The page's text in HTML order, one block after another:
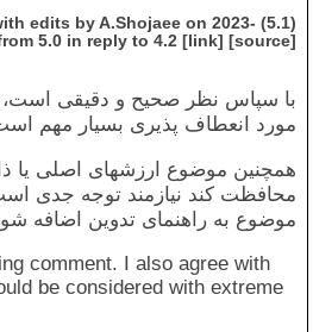
citizens. (Reference: Mill, J. S.
Cambridge University
: The Constitution should
the principle of popular
of political power. This can be
through the
for direct democracy or
Rousseau, J. (1997).
and Discourses.
what is adopted in Canada,
is interpreted in a broad and
on constitutional interpretation
to uphold democratic
will provide a purposeful
underpinning, rather
amenable constitution to
with edits by A.Shojaee on 2023-
5.0 in reply to 4.2 [link] [source]
با سپاس نظر صحیح و دقیقی است،
مورد انعطاف پذیری بسیار مهم
همچنین موضوع ارزشهای اصلی یا
محافظت کند نیازمند توجه جدی
موضوع به راهنمای تدوین اضافه
comment. I also agree with
be considered with extreme